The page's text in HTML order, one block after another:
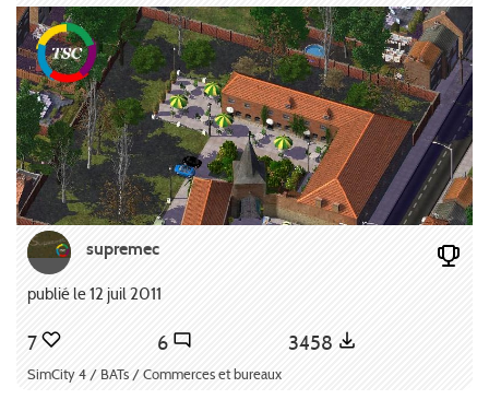
supremec
publié le 12 juil 2011
7 6 3458
SimCity 4 / BATs / Commerces et bureaux